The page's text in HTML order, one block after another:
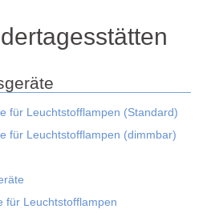
für Leuchtstofflampen (Standard)
für Leuchtstofflampen (dimmbar)
für Leuchtstofflampen